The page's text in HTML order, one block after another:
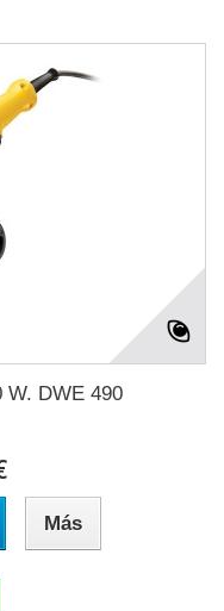
W. DWE 490
Más